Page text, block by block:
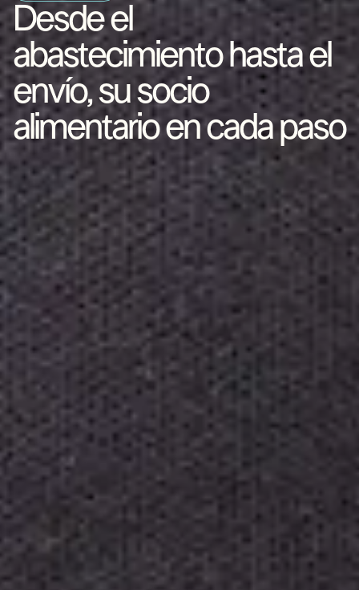
Desde el
abastecimiento hasta el
envío, su socio
alimentario en cada paso